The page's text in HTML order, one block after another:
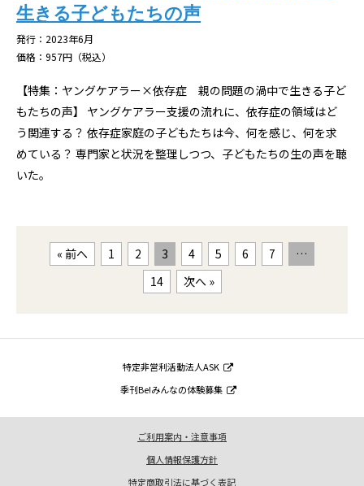
生きる子どもたちの声
発行：2023年6月
価格：957円（税込）
【特集：ヤングケアラー×依存症 親の問題の渦中で生きる子ど
もたちの声】 ヤングケアラー支援の流れに、依存症の領域はど
う関連する？ 依存症家庭の子どもたちは今、何を感じ、何を求
めている？ 専門家と状況を整理しつつ、子どもたちの生の声を聴
いた。
« 前へ 1 2 3 4 5 6 7
…
14
次へ »
特定非営利活動法人ASK
季刊Be!みんなの体験募集
ご利用案内・注意事項
個人情報保護方針
特定商取引法に基づく表記